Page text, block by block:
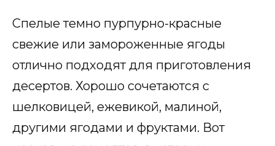
Спелые темно пурпурно-красные
свежие или замороженные ягоды
отлично подходят для приготовления
десертов. Хорошо сочетаются с
шелковицей, ежевикой, малиной,
другими ягодами и фруктами. Вот